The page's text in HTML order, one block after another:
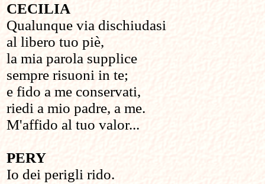
CECILIA
Qualunque via dischiudasi
al libero tuo piè,
la mia parola supplice
sempre risuoni in te;
e fido a me conservati,
riedi a mio padre, a me.
M'affido al tuo valor...
PERY
Io dei perigli rido.